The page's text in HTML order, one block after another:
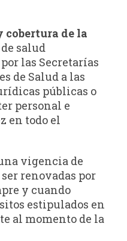
cobertura de la
salud
las Secretarías
de Salud a las
públicas o
personal e
en todo el
vigencia de
renovadas por
y cuando
estipulados en
al momento de la